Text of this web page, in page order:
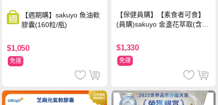
【週期購】sakuyo 魚油軟
膠囊(160粒/瓶)
$1,050
免運
【保健員購】【素食者可食】
(員購)sakuyo 金盞花萃取(含葉
瓶)
$1,330
免運